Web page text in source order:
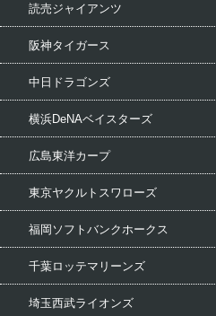
読売ジャイアンツ
阪神タイガース
中日ドラゴンズ
横浜DeNAベイスターズ
広島東洋カープ
東京ヤクルトスワローズ
福岡ソフトバンクホークス
千葉ロッテマリーンズ
埼玉西武ライオンズ